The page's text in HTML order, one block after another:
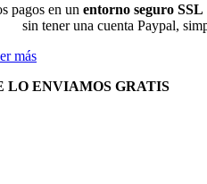
pagos en un entorno seguro SSL
sin tener una cuenta Paypal,
más
LO ENVIAMOS GRATIS